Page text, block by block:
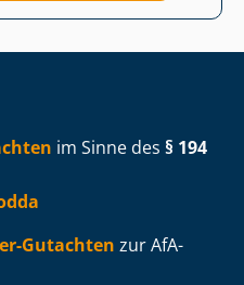
im Sinne des § 194
Gutachten zur AfA-